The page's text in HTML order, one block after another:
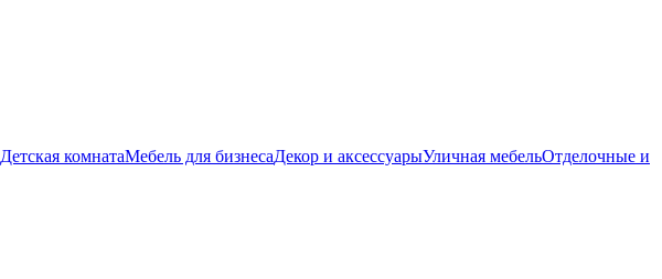
Детская комнатаМебель для бизнесаДекор и аксессуарыУличная мебельОтделочные и